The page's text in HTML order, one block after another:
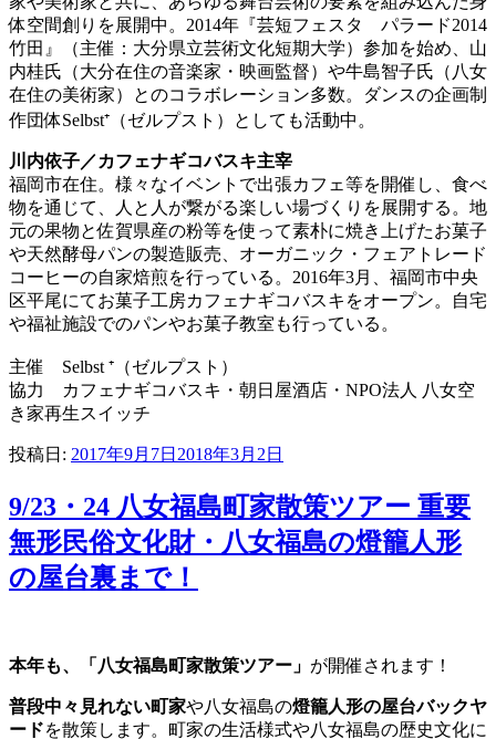
体空間創りを展開中。2014年『芸短フェスタ パラード2014
竹田』（主催：大分県立芸術文化短期大学）参加を始め、山
内桂氏（大分在住の音楽家・映画監督）や牛島智子氏（八女
在住の美術家）とのコラボレーション多数。ダンスの企画制
作団体Selbst⁺（ゼルプスト）としても活動中。
川内依子／カフェナギコバスキ主宰
福岡市在住。様々なイベントで出張カフェ等を開催し、食べ
物を通じて、人と人が繋がる楽しい場づくりを展開する。地
元の果物と佐賀県産の粉等を使って素朴に焼き上げたお菓子
や天然酵母パンの製造販売、オーガニック・フェアトレード
コーヒーの自家焙煎を行っている。2016年3月、福岡市中央
区平尾にてお菓子工房カフェナギコバスキをオープン。自宅
や福祉施設でのパンやお菓子教室も行っている。
主催 Selbst ⁺（ゼルプスト）
協力 カフェナギコバスキ・朝日屋酒店・NPO法人 八女空
き家再生スイッチ
投稿日: 2017年9月7日 2018年3月2日
9/23・24 八女福島町家散策ツアー 重要
無形民俗文化財・八女福島の燈籠人形
の屋台裏まで！
本年も、「八女福島町家散策ツアー」 が開催されます！
普段中々見れない町家や八女福島の燈籠人形の屋台バックヤ
ードを散策します。町家の生活様式や八女福島の歴史文化に